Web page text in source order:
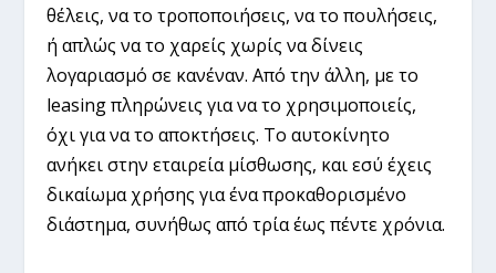
θέλεις, να το τροποποιήσεις, να το πουλήσεις,
ή απλώς να το χαρείς χωρίς να δίνεις
λογαριασμό σε κανέναν. Από την άλλη, με το
leasing πληρώνεις για να το χρησιμοποιείς,
όχι για να το αποκτήσεις. Το αυτοκίνητο
ανήκει στην εταιρεία μίσθωσης, και εσύ έχεις
δικαίωμα χρήσης για ένα προκαθορισμένο
διάστημα, συνήθως από τρία έως πέντε χρόνια.